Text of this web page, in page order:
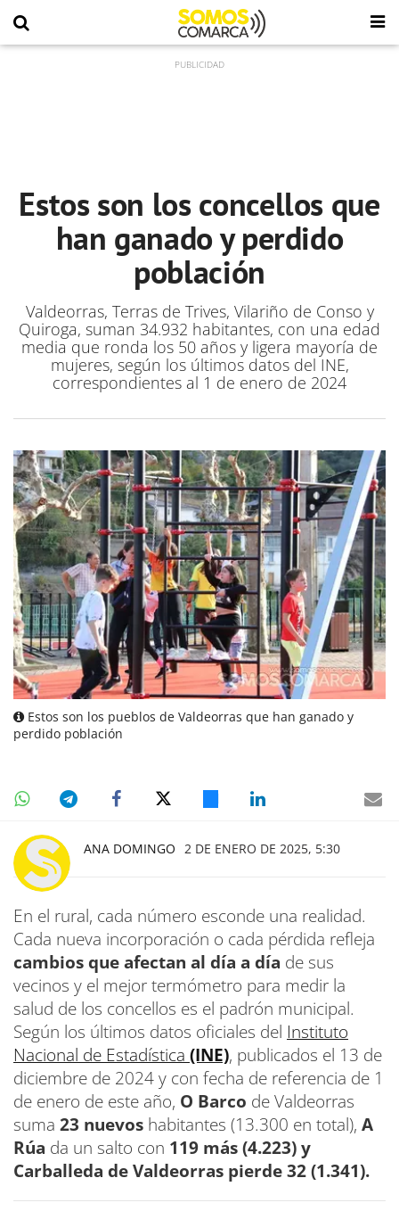
Estos son los concellos que
han ganado y perdido
población
Valdeorras, Terras de Trives, Vilariño de Conso y
Quiroga, suman 34.932 habitantes, con una edad
media que ronda los 50 años y ligera mayoría de
mujeres, según los últimos datos del INE,
correspondientes al 1 de enero de 2024
Estos son los pueblos de Valdeorras que han ganado y
perdido población
ANA DOMINGO 2 DE ENERO DE 2025, 5:30
En el rural, cada número esconde una realidad.
Cada nueva incorporación o cada pérdida refleja
cambios que afectan al día a día de sus
vecinos y el mejor termómetro para medir la
salud de los concellos es el padrón municipal.
Según los últimos datos oficiales del Instituto
Nacional de Estadística (INE), publicados el 13 de
diciembre de 2024 y con fecha de referencia de 1
de enero de este año, O Barco de Valdeorras
suma 23 nuevos habitantes (13.300 en total), A
Rúa da un salto con 119 más (4.223) y
Carballeda de Valdeorras pierde 32 (1.341).